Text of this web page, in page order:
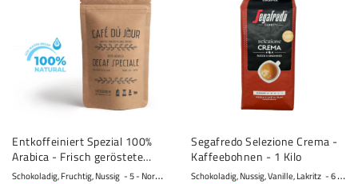
Entkoffeiniert Spezial 100%
Arabica - Frisch geröstete
Kaffeebohnen
Schokoladig, Fruchtig, Nussig 5 - Normal
Segafredo Selezione Crema -
Kaffeebohnen - 1 Kilo
Schokoladig, Nussig, Vanille, Lakritz 6 - Normal